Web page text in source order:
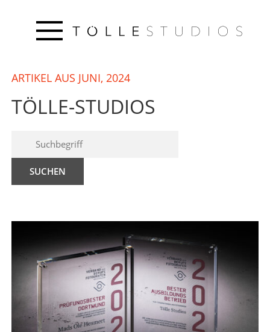
ARTIKEL AUS JUNI, 2024
TÖLLE-STUDIOS
SUCHEN